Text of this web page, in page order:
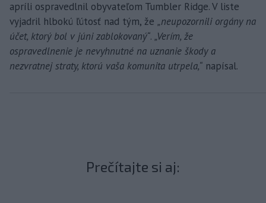
apríli ospravedlnil obyvateľom Tumbler Ridge. V liste
vyjadril hlbokú ľútosť nad tým, že „neupozornili orgány na
účet, ktorý bol v júni zablokovaný“. „Verím, že
ospravedlnenie je nevyhnutné na uznanie škody a
nezvratnej straty, ktorú vaša komunita utrpela,“ napísal.
Prečítajte si aj: